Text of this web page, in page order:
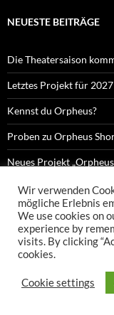
NEUESTE BEITRÄGE
Die Theatersaison
Letztes Projekt für
Kennst du Orpheus?
Proben zu Orpheus
Neues Projekt
Datenschutzerklärung
Wir verwenden
mögliche Erlebnis
We use cookies on
experience by
visits. By clicking
cookies.
Cookie settings